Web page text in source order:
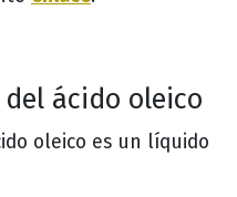
ácido oleico
oleico es un líquido